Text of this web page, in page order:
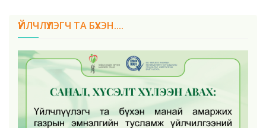
ҮЙЛЧЛҮҮЛЭГЧ ТА БҮХЭН....